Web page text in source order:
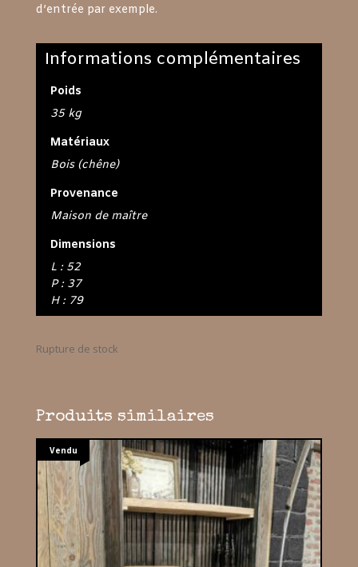
d’entrée par exemple.
Informations complémentaires
Poids
35 kg
Matériaux
Bois (chêne)
Provenance
Maison de maître
Dimensions
L : 52
P : 37
H : 79
Rupture de stock
Produits similaires
Vendu